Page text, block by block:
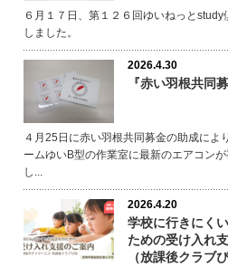
６月１７日、第１２６回ゆいねっとstudy
しました。
2026.4.30
『赤い羽根共同募
４月25日に赤い羽根共同募金の助成によ
ームゆいB型の作業室に最新のエアコンが
し...
2026.4.20
学校に行きにく
ための受け入れ
（放課後クラブぴ